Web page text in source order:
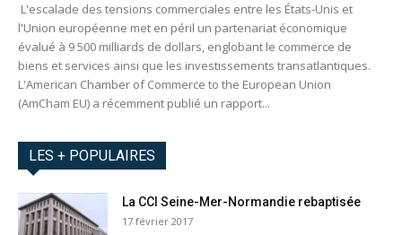
L'escalade des tensions commerciales entre les États-Unis et
l'Union européenne met en péril un partenariat économique
évalué à 9 500 milliards de dollars, englobant le commerce de
biens et services ainsi que les investissements transatlantiques.​
L'American Chamber of Commerce to the European Union
(AmCham EU) a récemment publié un rapport...
LES + POPULAIRES
La CCI Seine-Mer-Normandie rebaptisée
17 février 2017